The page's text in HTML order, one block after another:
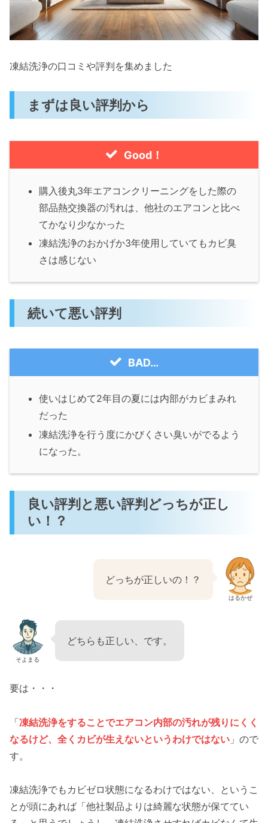
凍結洗浄の口コミや評判を集めました
まずは良い評判から
Good！
購入後丸3年エアコンクリーニングをした際の
部品熱交換器の汚れは、他社のエアコンと比べ
てかなり少なかった
凍結洗浄のおかげか3年使用していてもカビ臭
さは感じない
続いて悪い評判
BAD…
使いはじめて2年目の夏には内部がカビまみれ
だった
凍結洗浄を行う度にかびくさい臭いがでるよう
になった。
良い評判と悪い評判どっちが正し
い！？
はるかぜ
どっちが正しいの！？
そよまる
どちらも正しい、です。
要は・・・
「凍結洗浄をすることでエアコン内部の汚れが残りにくく
なるけど、全くカビが生えないというわけではない 」ので
す。
凍結洗浄でもカビゼロ状態になるわけではない、というこ
とが頭にあれば「他社製品よりは綺麗な状態が保ててい